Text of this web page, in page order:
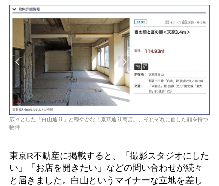
広々とした「白山通り」と穏やかな「京華通り商店」、それぞれに面した顔を持つ
物件
東京R不動産に掲載すると、「撮影スタジオにした
い」「お店を開きたい」などの問い合わせが続々
と届きました。白山というマイナーな立地を差し